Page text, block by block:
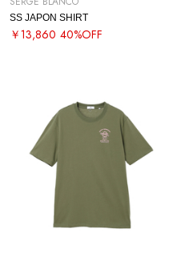
SS JAPON SHIRT
￥13,860 40%OFF